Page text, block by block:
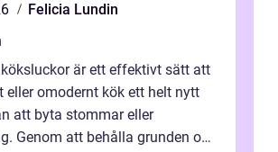
Felicia Lundin
är ett effektivt sätt att
eller omodernt kök ett helt nytt
att byta stommar eller
Genom att behålla grunden och